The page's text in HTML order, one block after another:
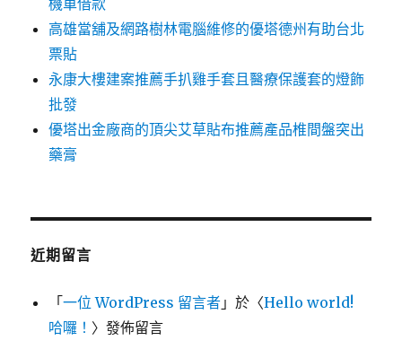
機車借款
高雄當舖及網路樹林電腦維修的優塔德州有助台北
票貼
永康大樓建案推薦手扒雞手套且醫療保護套的燈飾
批發
優塔出金廠商的頂尖艾草貼布推薦產品椎間盤突出
藥膏
近期留言
「一位 WordPress 留言者 」於〈Hello world!
哈囉！ 〉發佈留言